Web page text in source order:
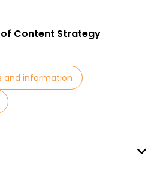
of Content Strategy
and information